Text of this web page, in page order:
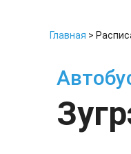
Главная >